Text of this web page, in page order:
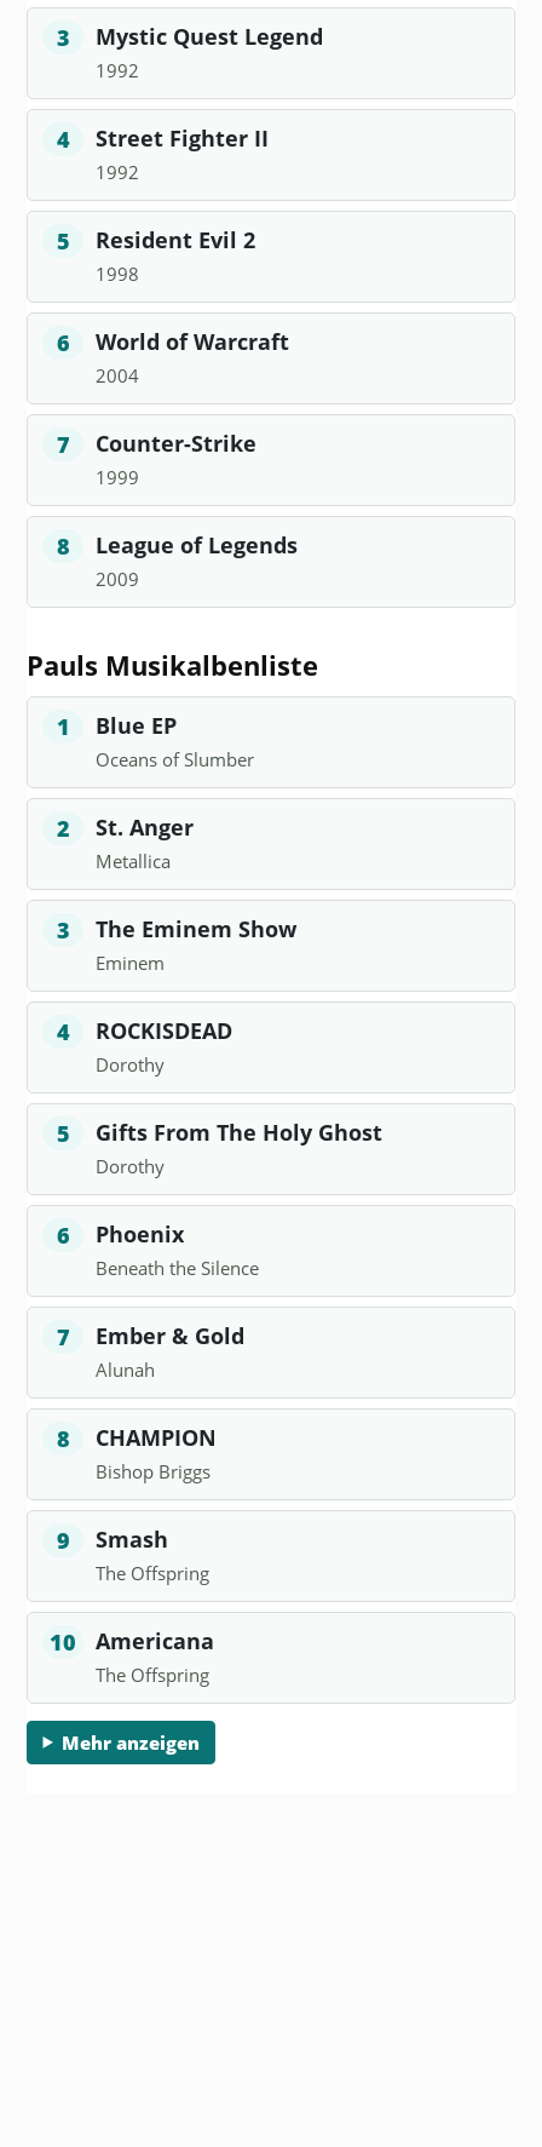
3 Mystic Quest Legend
1992
4 Street Fighter II
1992
5 Resident Evil 2
1998
6 World of Warcraft
2004
7 Counter-Strike
1999
8 League of Legends
2009
Pauls Musikalbenliste
1 Blue EP
Oceans of Slumber
2 St. Anger
Metallica
3 The Eminem Show
Eminem
4 ROCKISDEAD
Dorothy
5 Gifts From The Holy Ghost
Dorothy
6 Phoenix
Beneath the Silence
7 Ember & Gold
Alunah
8 CHAMPION
Bishop Briggs
9 Smash
The Offspring
10 Americana
The Offspring
Mehr anzeigen